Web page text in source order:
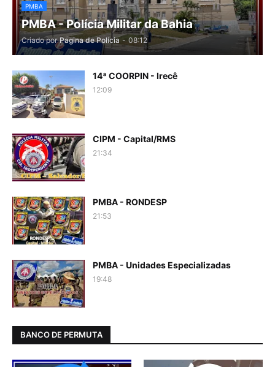
PMBA
PMBA - Polícia Militar da Bahia
Criado por Pagina de Polícia - 08:12
14ª COORPIN - Irecê
12:09
CIPM - Capital/RMS
21:34
PMBA - RONDESP
21:53
PMBA - Unidades Especializadas
19:48
BANCO DE PERMUTA